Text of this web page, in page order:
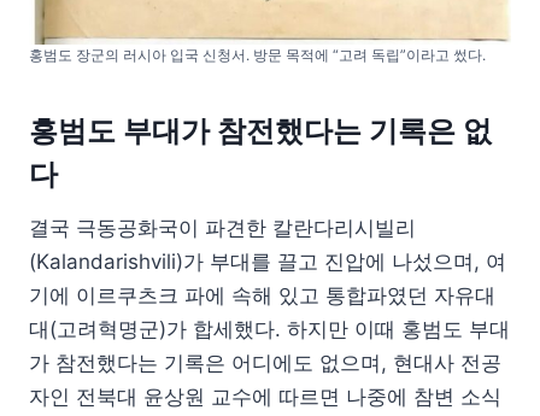
홍범도 장군의 러시아 입국 신청서. 방문 목적에 “고려 독립”이라고 썼다.
홍범도 부대가 참전했다는 기록은 없
다
결국 극동공화국이 파견한 칼란다리시빌리
(Kalandarishvili)가 부대를 끌고 진압에 나섰으며, 여
기에 이르쿠츠크 파에 속해 있고 통합파였던 자유대
대(고려혁명군)가 합세했다. 하지만 이때 홍범도 부대
가 참전했다는 기록은 어디에도 없으며, 현대사 전공
자인 전북대 윤상원 교수에 따르면 나중에 참변 소식